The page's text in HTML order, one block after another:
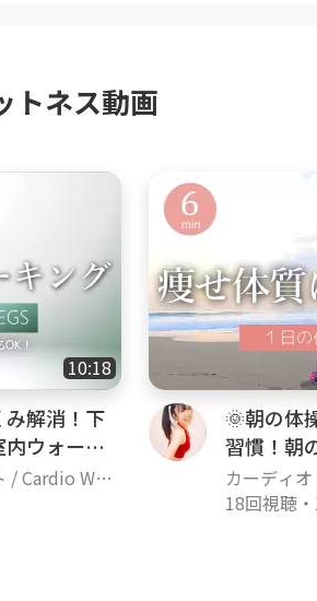
トネス動画
10:18
み解消！下
ウォーキ
/ Cardio Wor
🌞朝の体
習慣！朝
上げよう
カーディ
kout
18回視聴 ・